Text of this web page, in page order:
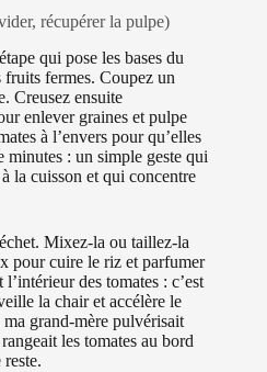
récupérer la pulpe)
qui pose les bases du
fermes. Coupez un
Creusez ensuite
enlever graines et pulpe
à l’envers pour qu’elles
minutes : un simple geste qui
la cuisson et qui concentre
Mixez-la ou taillez-la
pour cuire le riz et parfumer
des tomates : c’est
la chair et accélère le
grand-mère pulvérisait
les tomates au bord